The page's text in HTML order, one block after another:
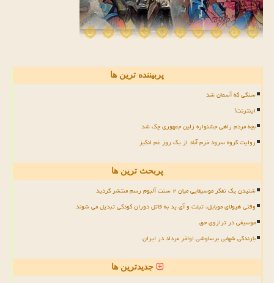
پربیننده ترین ها
سنگی که آسمان شد
اینترنت!
بچه مردم راهی جشنواره زلین جمهوری چک شد
روایت گروه سرود خرم آباد از یک روز غم انگیز
پربحث ترین ها
شنیدن یک تفکر موسیقایی میان ۲ سنت آلبوم رسم منتشر گردید
وقتی هیولای موبایل، تبلت و آی پد به قاتل دوران کودکی تبدیل می شوند
موسیقی در ترازوی حق
بارندگی شهابی برساوشی اواخر مرداد در ایران
جدیدترین ها